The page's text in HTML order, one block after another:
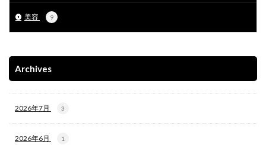
美容 9
Archives
2026年7月 3
2026年6月 1